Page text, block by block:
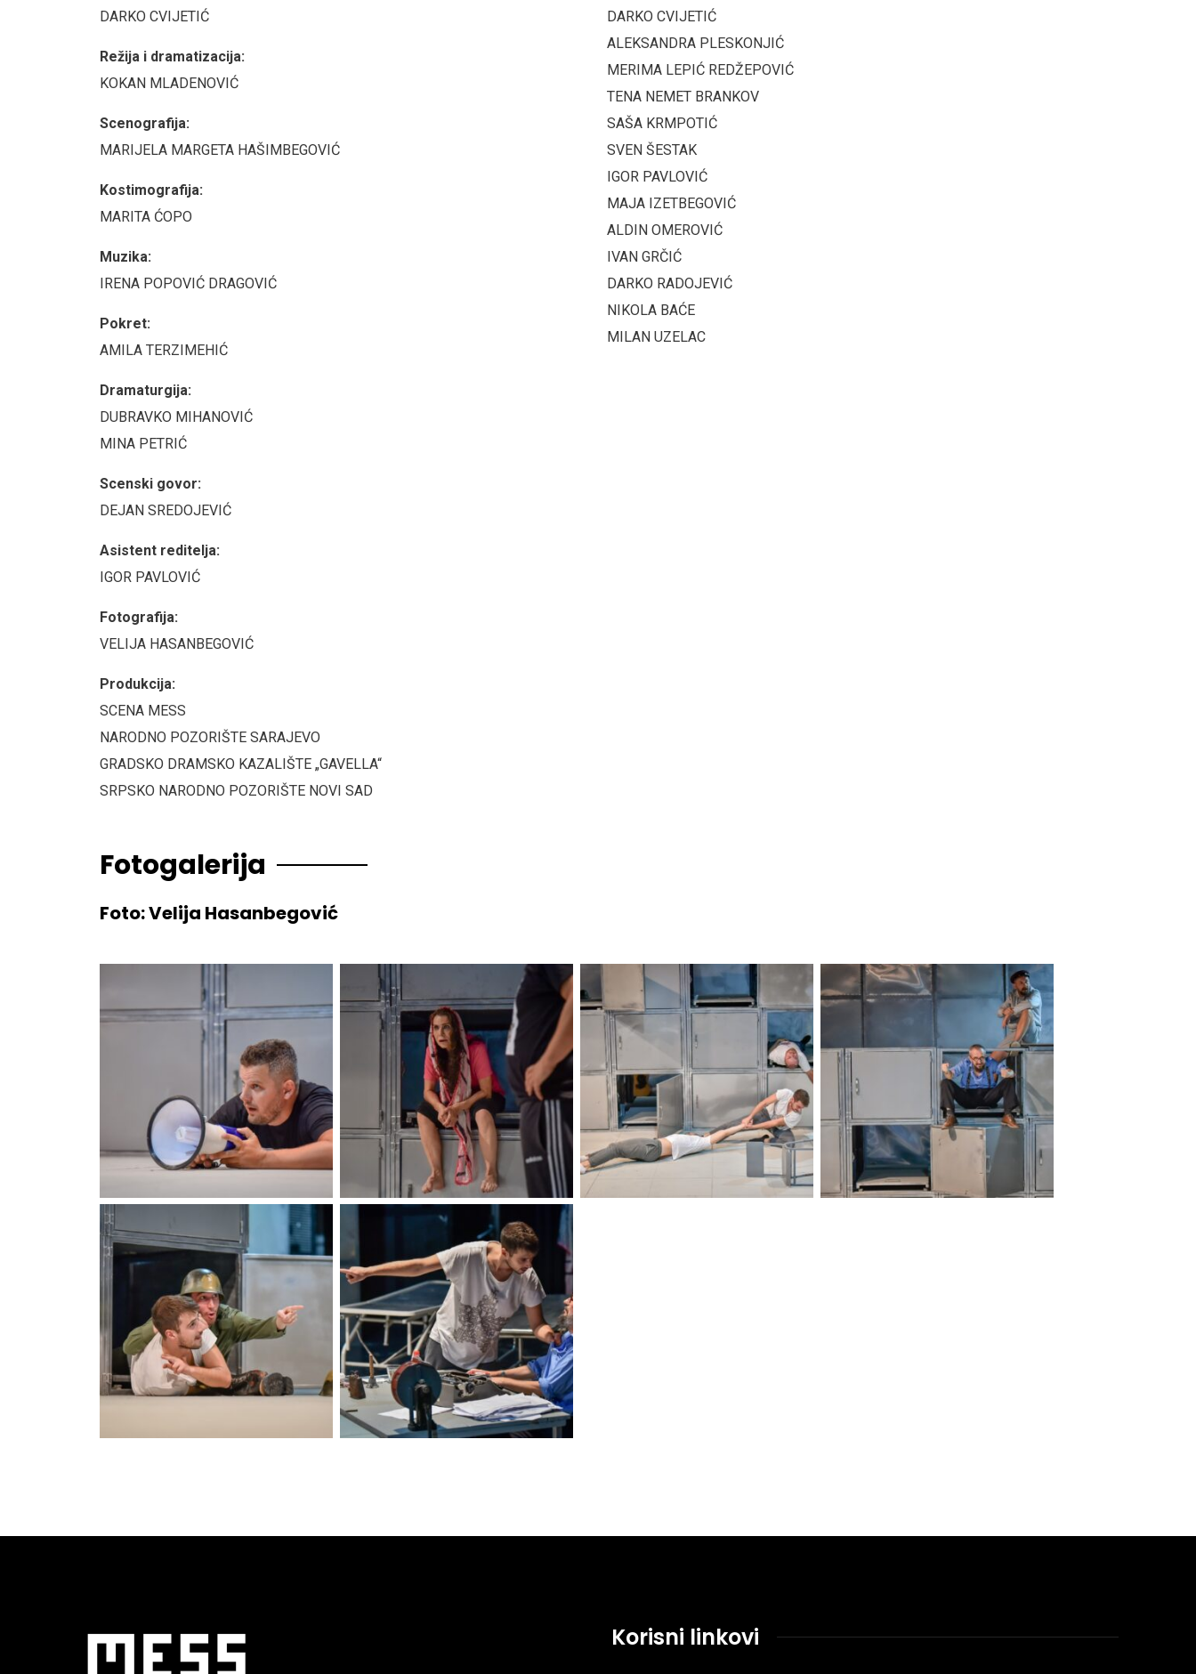
DARKO CVIJETIĆ
Režija i dramatizacija:
KOKAN MLADENOVIĆ
Scenografija:
MARIJELA MARGETA HAŠIMBEGOVIĆ
Kostimografija:
MARITA ĆOPO
Muzika:
IRENA POPOVIĆ DRAGOVIĆ
Pokret:
AMILA TERZIMEHIĆ
Dramaturgija:
DUBRAVKO MIHANOVIĆ
MINA PETRIĆ
Scenski govor:
DEJAN SREDOJEVIĆ
Asistent reditelja:
IGOR PAVLOVIĆ
Fotografija:
VELIJA HASANBEGOVIĆ
Produkcija:
SCENA MESS
NARODNO POZORIŠTE SARAJEVO
GRADSKO DRAMSKO KAZALIŠTE „GAVELLA“
SRPSKO NARODNO POZORIŠTE NOVI SAD
DARKO CVIJETIĆ
ALEKSANDRA PLESKONJIĆ
MERIMA LEPIĆ REDŽEPOVIĆ
TENA NEMET BRANKOV
SAŠA KRMPOTIĆ
SVEN ŠESTAK
IGOR PAVLOVIĆ
MAJA IZETBEGOVIĆ
ALDIN OMEROVIĆ
IVAN GRČIĆ
DARKO RADOJEVIĆ
NIKOLA BAĆE
MILAN UZELAC
Fotogalerija
Foto: Velija Hasanbegović
Korisni linkovi